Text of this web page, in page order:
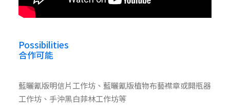
Possibilities
合作可能
藍曬氰版明信片工作坊、藍曬氰版植物布藝襟章或開瓶器
工作坊、手沖黑白菲林工作坊等